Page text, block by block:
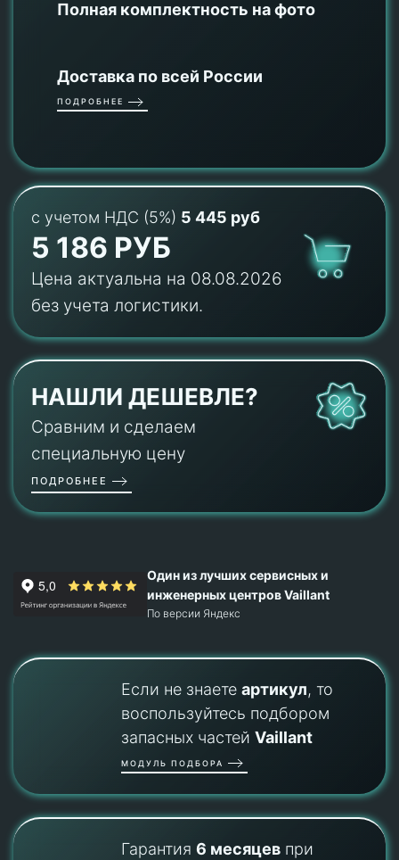
Полная комплектность на фото
Доставка по всей России
ПОДРОБНЕЕ
с учетом НДС (5%) 5 445 руб
5 186 РУБ
Цена актуальна на 08.08.2026
без учета логистики.
НАШЛИ ДЕШЕВЛЕ?
Сравним и сделаем
специальную цену
ПОДРОБНЕЕ
Один из лучших сервисных и
инженерных центров Vaillant
По версии Яндекс
Если не знаете артикул, то
воспользуйтесь подбором
запасных частей Vaillant
МОДУЛЬ ПОДБОРА
Гарантия 6 месяцевпри